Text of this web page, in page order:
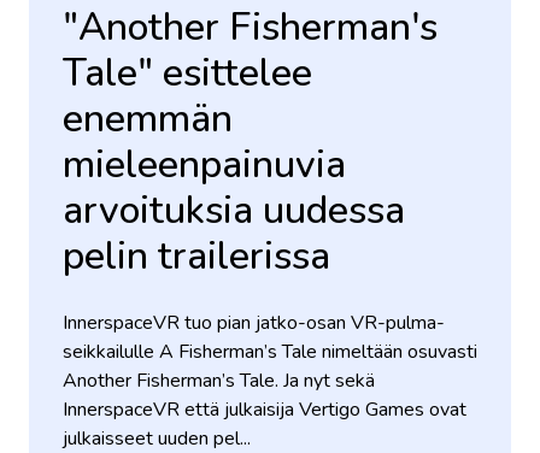
"Another Fisherman's
Tale" esittelee
enemmän
mieleenpainuvia
arvoituksia uudessa
pelin trailerissa
InnerspaceVR tuo pian jatko-osan VR-pulma-
seikkailulle A Fisherman’s Tale nimeltään osuvasti
Another Fisherman’s Tale. Ja nyt sekä
InnerspaceVR että julkaisija Vertigo Games ovat
julkaisseet uuden pel...